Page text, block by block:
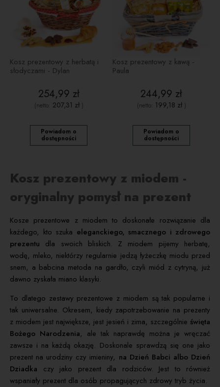
Kosz prezentowy z herbatą i
słodyczami - Dylan
254,99 zł
(netto: 207,31 zł)
Powiadom o
dostępności
Kosz prezentowy z kawą -
Paula
244,99 zł
(netto: 199,18 zł)
Powiadom o
dostępności
Kosz prezentowy z miodem -
oryginalny pomysł na prezent
Kosze prezentowe z miodem to doskonałe rozwiązanie dla
każdego, kto szuka eleganckiego, smacznego i zdrowego
prezentu dla swoich bliskich. Z miodem pijemy herbatę,
wodę, mleko, niektórzy regularnie jedzą łyżeczkę miodu przed
snem, a babcina metoda na gardło, czyli miód z cytryną, już
dawno zyskała miano klasyki.
To dlatego zestawy prezentowe z miodem są tak popularne i
tak uniwersalne. Okresem, kiedy zapotrzebowanie na prezenty
z miodem jest największe, jest jesień i zima, szczególnie święta
Bożego Narodzenia, ale tak naprawdę można je wręczać
zawsze i na każdą okazję. Doskonale sprawdzą się one jako
prezent na urodziny czy imieniny, na Dzień Babci albo Dzień
Dziadka czy jako prezent dla rodziców. Jest to również
wspaniały prezent dla osób propagujących zdrowy tryb życia.